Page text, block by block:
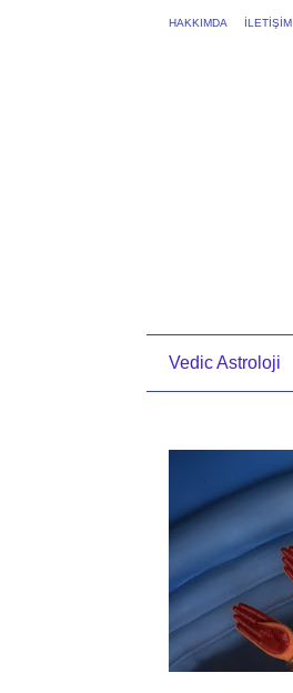
HAKKIMDA İLETİŞİM
Vedic Astroloji